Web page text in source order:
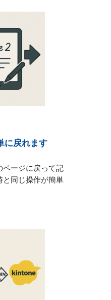
に戻れます
ページに戻って記
と同じ操作が簡単